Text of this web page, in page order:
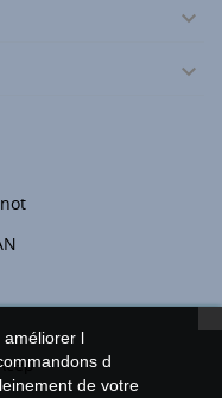


améliorer l
d
de votre